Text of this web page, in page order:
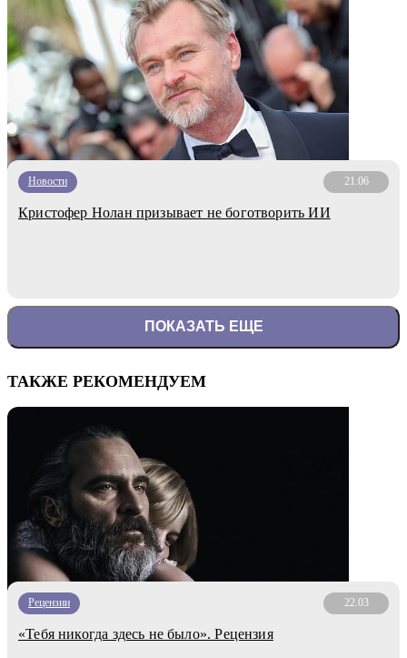
Новости 21.06
Кристофер Нолан призывает не боготворить ИИ
ПОКАЗАТЬ ЕЩЕ
ТАКЖЕ РЕКОМЕНДУЕМ
Рецензии 22.03
«Тебя никогда здесь не было». Рецензия